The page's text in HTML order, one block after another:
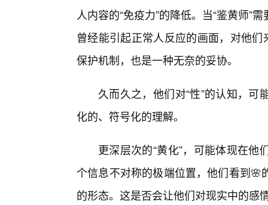
人内容的“免疫力”的降低。当“鉴黄师”
曾经能引起正常人反应的画面，对他
保护机制，也是一种无奈的妥协。
久而久之，他们对“性”的认知，
化的、符号化的理解。
更深层次的“黄化”，可能体现在
个信息不对称的极端位置，他们看到
的形态。这是否会让他们对现实中的感